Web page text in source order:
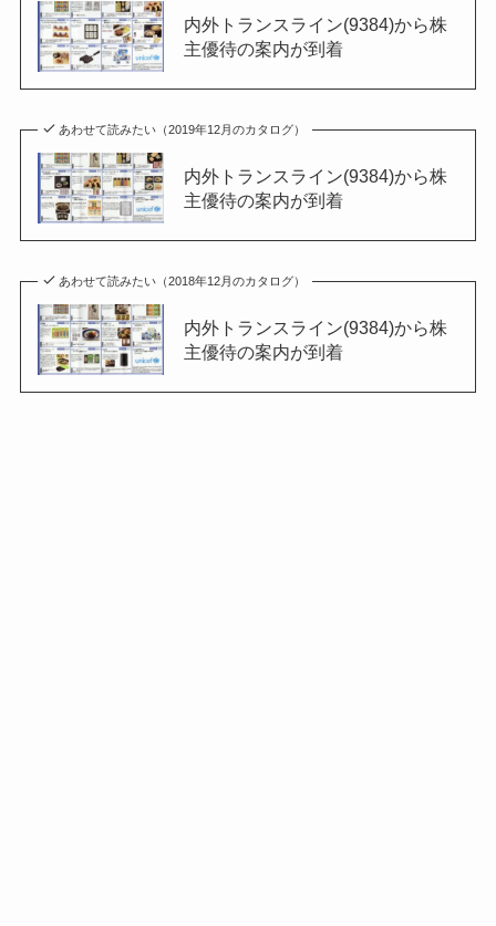
内外トランスライン(9384)から株
主優待の案内が到着
あわせて読みたい（2019年12月のカタログ）
内外トランスライン(9384)から株
主優待の案内が到着
あわせて読みたい（2018年12月のカタログ）
内外トランスライン(9384)から株
主優待の案内が到着